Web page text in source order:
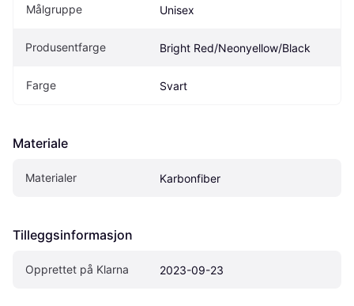
Målgruppe Unisex
Produsentfarge Bright Red/Neonyellow/Black
Farge Svart
Materiale
Materialer Karbonfiber
Tilleggsinformasjon
Opprettet på Klarna 2023-09-23